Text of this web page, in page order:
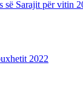
së Sarajit për vitin
2022